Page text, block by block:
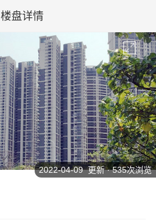
楼盘详情
2022-04-09 更新 · 535次浏览